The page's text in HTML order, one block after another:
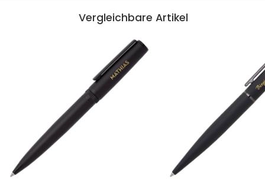
Vergleichbare Artikel